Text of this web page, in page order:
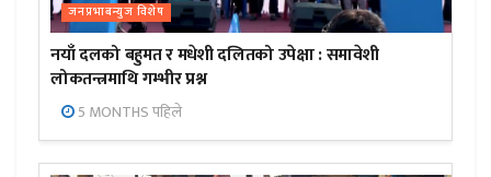
जनप्रभाबन्युज विशेष
नयाँ दलको बहुमत र मधेशी दलितको उपेक्षा : समावेशी
लोकतन्त्रमाथि गम्भीर प्रश्न
5 MONTHS पहिले